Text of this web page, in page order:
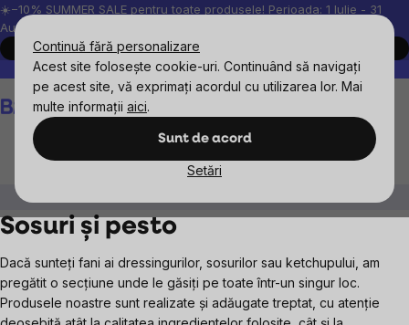
Continuă fără personalizare
Acest site folosește cookie-uri. Continuând să navigați
pe acest site, vă exprimați acordul cu utilizarea lor. Mai
multe informații aici.
Sunt de acord
Setări
Treci
la
conținut
☀️−10% SUMMER SALE pentru toate produsele! Perioada: 1 Iulie - 31
August, 2026.
Cumpără acum
Peste 200.000 de recenzii verificate
Produsele noastre sunt
Coş
de
Sosuri și pesto
Dacă sunteți fani ai dressingurilor, sosurilor sau ketchupului, am
pregătit o secțiune unde le găsiți pe toate într-un singur loc.
Produsele noastre sunt realizate și adăugate treptat, cu atenție